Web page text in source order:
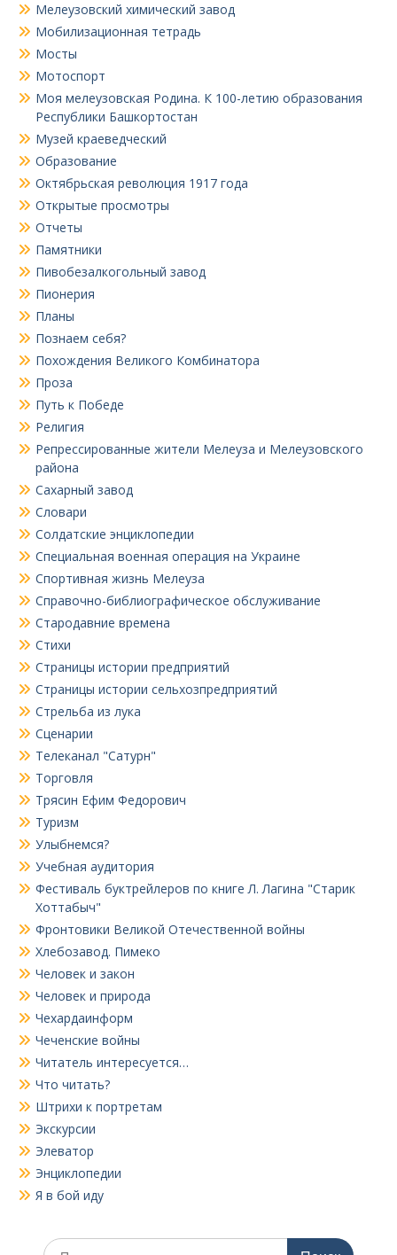
Мелеузовский химический завод
Мобилизационная тетрадь
Мосты
Мотоспорт
Моя мелеузовская Родина. К 100-летию образования
Республики Башкортостан
Музей краеведческий
Образование
Октябрьская революция 1917 года
Открытые просмотры
Отчеты
Памятники
Пивобезалкогольный завод
Пионерия
Планы
Познаем себя?
Похождения Великого Комбинатора
Проза
Путь к Победе
Религия
Репрессированные жители Мелеуза и Мелеузовского
района
Сахарный завод
Словари
Солдатские энциклопедии
Специальная военная операция на Украине
Спортивная жизнь Мелеуза
Справочно-библиографическое обслуживание
Стародавние времена
Стихи
Страницы истории предприятий
Страницы истории сельхозпредприятий
Стрельба из лука
Сценарии
Телеканал "Сатурн"
Торговля
Трясин Ефим Федорович
Туризм
Улыбнемся?
Учебная аудитория
Фестиваль буктрейлеров по книге Л. Лагина "Старик
Хоттабыч"
Фронтовики Великой Отечественной войны
Хлебозавод. Пимеко
Человек и закон
Человек и природа
Чехардаинформ
Чеченские войны
Читатель интересуется…
Что читать?
Штрихи к портретам
Экскурсии
Элеватор
Энциклопедии
Я в бой иду
Поиск